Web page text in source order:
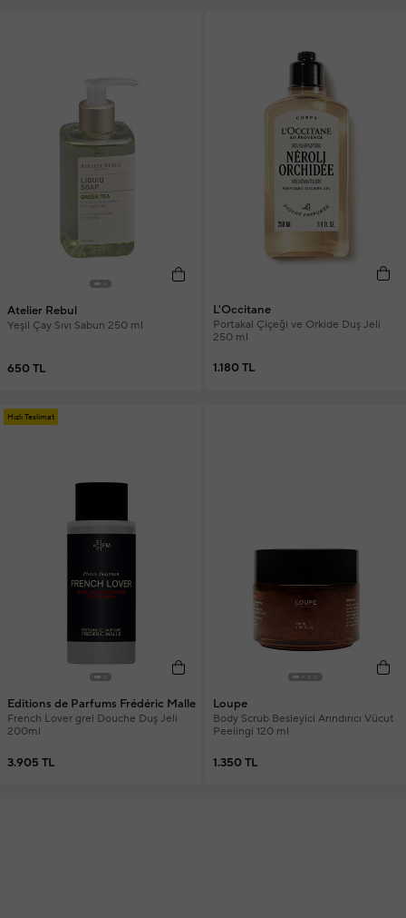
Atelier Rebul
Yeşil Çay Sıvı Sabun 250 ml
650 TL
L'Occitane
Portakal Çiçeği ve Orkide Duş Jeli
250 ml
1.180 TL
Hızlı Teslimat
Editions de Parfums Frédéric Malle
French Lover grel Douche Duş Jeli
200ml
3.905 TL
Loupe
Body Scrub Besleyici Arındırıcı Vücut
Peelingi 120 ml
1.350 TL